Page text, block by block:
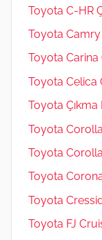
Toyota C-HR
Toyota Camry
Toyota Carina
Toyota Celica
Toyota
Toyota
Toyota
Toyota
Toyota
Toyota FJ